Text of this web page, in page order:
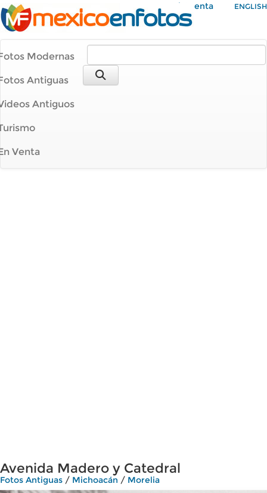
Mi Cuenta ENGLISH
Modernas
Antiguas
Antiguos
Venta
Avenida Madero y Catedral
Fotos Antiguas / Michoacán / Morelia